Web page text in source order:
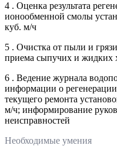
4 . Оценка результата
ионообменной смолы
куб. м/ч
5 . Очистка от пыли и
приема сыпучих и жидких
6 . Ведение журнала
информации о
текущего ремонта
м/ч; информирование
неисправностей
Необходимые умения